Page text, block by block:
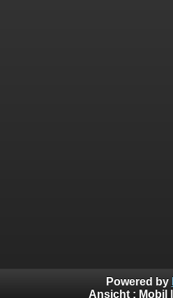
Powered by
Ansicht : Mobil